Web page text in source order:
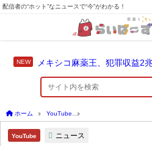
配信者の“ホット”なニュースで“今”がわかる！
ホーム YouTube
YouTube ニュース